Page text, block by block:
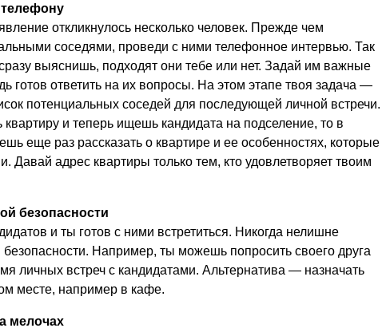
откликнулось несколько человек. Прежде чем
соседями, проведи с ними телефонное интервью. Так
выяснишь, подходят они тебе или нет. Задай им важные
готов ответить на их вопросы. На этом этапе твоя задача —
потенциальных соседей для последующей личной встречи.
и теперь ищешь кандидата на подселение, то в
еще раз рассказать о квартире и ее особенностях, которые
Давай адрес квартиры только тем, кто удовлетворяет твоим
безопасности
и ты готов с ними встретиться. Никогда нелишне
безопасности. Например, ты можешь попросить своего друга
личных встреч с кандидатами. Альтернатива — назначать
месте, например в кафе.
мелочах